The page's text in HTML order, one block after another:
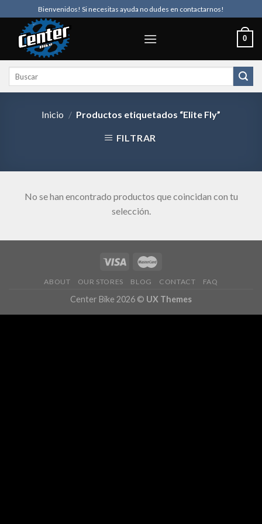
to
content
Bienvenidos! Si necesitas ayuda no dudes en contactarnos!
0
Inicio / Productos etiquetados “Elite Fly”
FILTRAR
No se han encontrado productos que coincidan con tu
selección.
ABOUT OUR STORES BLOG CONTACT FAQ
Center Bike 2026 © UX Themes